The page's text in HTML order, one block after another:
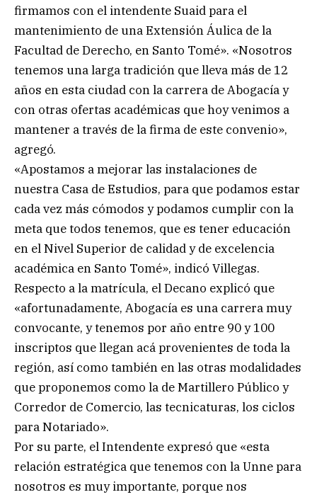
firmamos con el intendente Suaid para el
mantenimiento de una Extensión Áulica de la
Facultad de Derecho, en Santo Tomé». «Nosotros
tenemos una larga tradición que lleva más de 12
años en esta ciudad con la carrera de Abogacía y
con otras ofertas académicas que hoy venimos a
mantener a través de la firma de este convenio»,
agregó.
«Apostamos a mejorar las instalaciones de
nuestra Casa de Estudios, para que podamos estar
cada vez más cómodos y podamos cumplir con la
meta que todos tenemos, que es tener educación
en el Nivel Superior de calidad y de excelencia
académica en Santo Tomé», indicó Villegas.
Respecto a la matrícula, el Decano explicó que
«afortunadamente, Abogacía es una carrera muy
convocante, y tenemos por año entre 90 y 100
inscriptos que llegan acá provenientes de toda la
región, así como también en las otras modalidades
que proponemos como la de Martillero Público y
Corredor de Comercio, las tecnicaturas, los ciclos
para Notariado».
Por su parte, el Intendente expresó que «esta
relación estratégica que tenemos con la Unne para
nosotros es muy importante, porque nos